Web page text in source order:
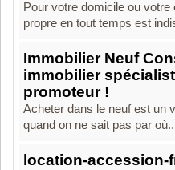
Pour votre domicile ou
propre en tout temps est
Immobilier Neuf
immobilier
promoteur !
Acheter dans le neuf est un
quand on ne sait pas par
location-accession-